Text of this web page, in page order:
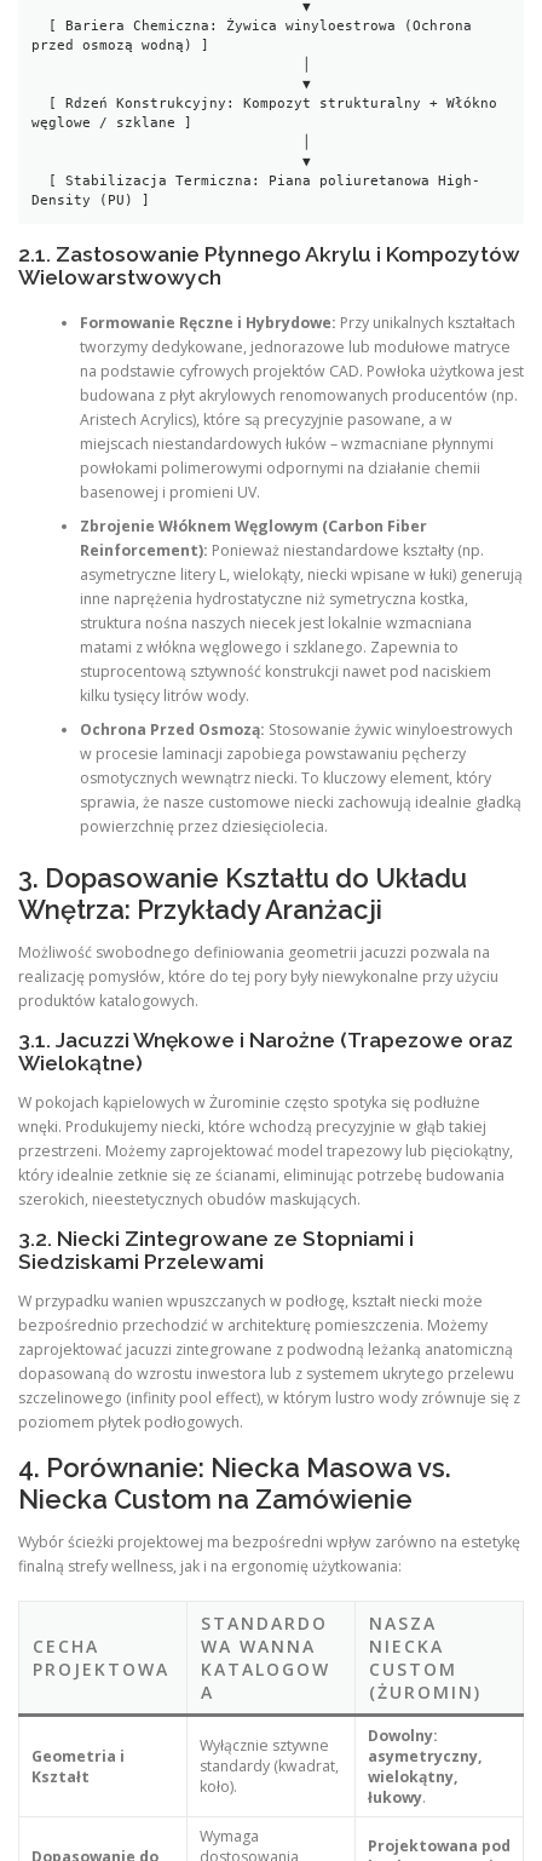
                                ▼
przed osmozą wodną) ]
                                ▼
węglowe / szklane ]
                                ▼
2.1. Zastosowanie Płynnego Akrylu i Kompozytów
Wielowarstwowych
Formowanie Ręczne i Hybrydowe: Przy unikalnych kształtach
tworzymy dedykowane, jednorazowe lub modułowe matryce
na podstawie cyfrowych projektów CAD. Powłoka użytkowa jest
budowana z płyt akrylowych renomowanych producentów (np.
Aristech Acrylics), które są precyzyjnie pasowane, a w
miejscach niestandardowych łuków – wzmacniane płynnymi
powłokami polimerowymi odpornymi na działanie chemii
basenowej i promieni UV.
Zbrojenie Włóknem Węglowym (Carbon Fiber
Reinforcement): Ponieważ niestandardowe kształty (np.
asymetryczne litery L, wielokąty, niecki wpisane w łuki) generują
inne naprężenia hydrostatyczne niż symetryczna kostka,
struktura nośna naszych niecek jest lokalnie wzmacniana
matami z włókna węglowego i szklanego. Zapewnia to
stuprocentową sztywność konstrukcji nawet pod naciskiem
kilku tysięcy litrów wody.
Ochrona Przed Osmozą: Stosowanie żywic winyloestrowych
w procesie laminacji zapobiega powstawaniu pęcherzy
osmotycznych wewnątrz niecki. To kluczowy element, który
sprawia, że nasze customowe niecki zachowują idealnie gładką
powierzchnię przez dziesięciolecia.
3. Dopasowanie Kształtu do Układu
Wnętrza: Przykłady Aranżacji
Możliwość swobodnego definiowania geometrii jacuzzi pozwala na
realizację pomysłów, które do tej pory były niewykonalne przy użyciu
produktów katalogowych.
3.1. Jacuzzi Wnękowe i Narożne (Trapezowe oraz
Wielokątne)
W pokojach kąpielowych w Żurominie często spotyka się podłużne
wnęki. Produkujemy niecki, które wchodzą precyzyjnie w głąb takiej
przestrzeni. Możemy zaprojektować model trapezowy lub pięciokątny,
który idealnie zetknie się ze ścianami, eliminując potrzebę budowania
szerokich, nieestetycznych obudów maskujących.
3.2. Niecki Zintegrowane ze Stopniami i
Siedziskami Przelewami
W przypadku wanien wpuszczanych w podłogę, kształt niecki może
bezpośrednio przechodzić w architekturę pomieszczenia. Możemy
zaprojektować jacuzzi zintegrowane z podwodną leżanką anatomiczną
dopasowaną do wzrostu inwestora lub z systemem ukrytego przelewu
szczelinowego (infinity pool effect), w którym lustro wody zrównuje się z
poziomem płytek podłogowych.
4. Porównanie: Niecka Masowa vs.
Niecka Custom na Zamówienie
Wybór ścieżki projektowej ma bezpośredni wpływ zarówno na estetykę
finalną strefy wellness, jak i na ergonomię użytkowania:
CECHA
PROJEKTOWA
STANDARDO
WA WANNA
KATALOGOW
A
NASZA
NIECKA
CUSTOM
(ŻUROMIN)
Geometria i
Kształt
Wyłącznie sztywne
standardy (kwadrat,
koło).
Dowolny:
asymetryczny,
wielokątny,
łukowy.
Dopasowanie do
Wymaga
dostosowania
Projektowana pod